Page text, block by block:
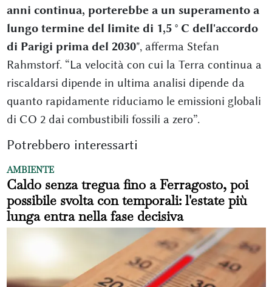
anni continua, porterebbe a un superamento a
lungo termine del limite di 1,5 ° C dell'accordo
di Parigi prima del 2030", afferma Stefan
Rahmstorf. “La velocità con cui la Terra continua a
riscaldarsi dipende in ultima analisi dipende da
quanto rapidamente riduciamo le emissioni globali
di CO 2 dai combustibili fossili a zero”.
Potrebbero interessarti
AMBIENTE
Caldo senza tregua fino a Ferragosto, poi
possibile svolta con temporali: l'estate più
lunga entra nella fase decisiva